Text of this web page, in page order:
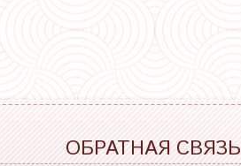
ОБРАТНАЯ СВЯЗЬ